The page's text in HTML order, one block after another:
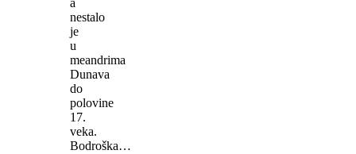
a
nestalo
je
u
meandrima
Dunava
do
polovine
17.
veka.
Bodroška…